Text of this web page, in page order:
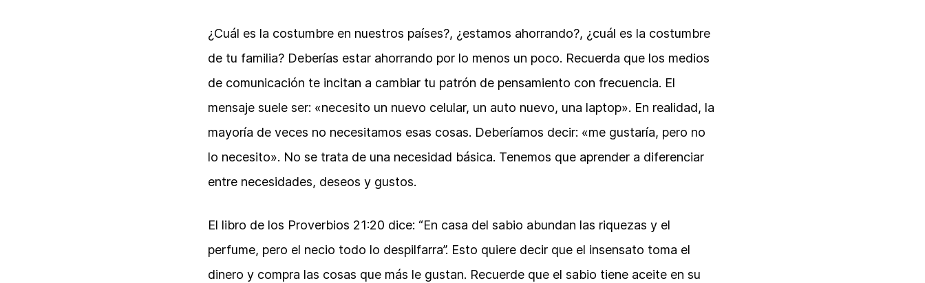
¿Cuál es la costumbre en nuestros países?, ¿estamos ahorrando?, ¿cuál es la costumbre
de tu familia? Deberías estar ahorrando por lo menos un poco. Recuerda que los medios
de comunicación te incitan a cambiar tu patrón de pensamiento con frecuencia. El
mensaje suele ser: «necesito un nuevo celular, un auto nuevo, una laptop». En realidad, la
mayoría de veces no necesitamos esas cosas. Deberíamos decir: «me gustaría, pero no
lo necesito». No se trata de una necesidad básica. Tenemos que aprender a diferenciar
entre necesidades, deseos y gustos.
El libro de los Proverbios 21:20 dice: “En casa del sabio abundan las riquezas y el
perfume, pero el necio todo lo despilfarra”. Esto quiere decir que el insensato toma el
dinero y compra las cosas que más le gustan. Recuerde que el sabio tiene aceite en su